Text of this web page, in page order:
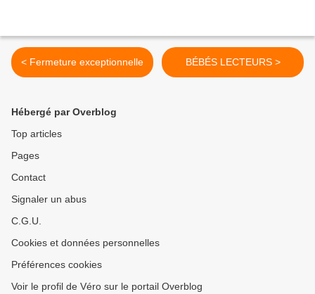
< Fermeture exceptionnelle BÉBÉS LECTEURS >
Hébergé par Overblog
Top articles
Pages
Contact
Signaler un abus
C.G.U.
Cookies et données personnelles
Préférences cookies
Voir le profil de Véro sur le portail Overblog